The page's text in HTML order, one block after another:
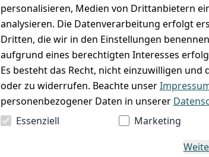
personalisieren, Medien von Drittanbietern
analysieren. Die Datenverarbeitung erfolgt
Dritten, die wir in den Einstellungen
aufgrund eines berechtigten Interesses
Es besteht das Recht, nicht einzuwilligen
oder zu widerrufen. Beachte unser
personenbezogener Daten in unserer
Essenziell
Marketing
VORKASSE RECHNUNG